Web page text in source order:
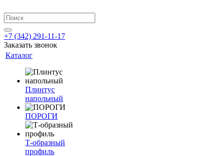
+7 (342) 291-11-17
Заказать звонок
Каталог
Плинтус
напольный
ПОРОГИ
Т-образный
профиль